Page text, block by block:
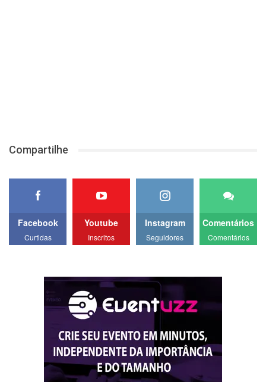
Compartilhe
Facebook
Curtidas
Youtube
Inscritos
Instagram
Seguidores
Comentários
Comentários